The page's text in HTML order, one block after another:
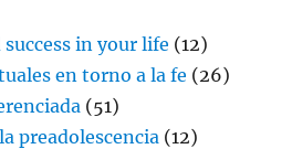
in your life (12)
en torno a la fe (26)
(51)
preadolescencia (12)